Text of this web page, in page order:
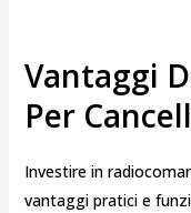
Vantaggi
Per
Investire in
vantaggi pratici e